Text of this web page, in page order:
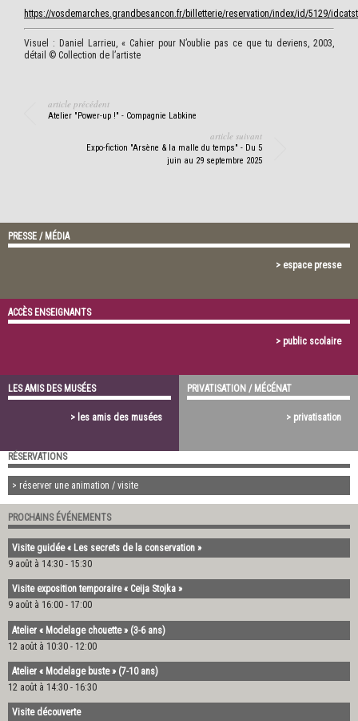
https://vosdemarches.grandbesancon.fr/billetterie/reservation/index/id/5129/
Visuel : Daniel Larrieu, « Cahier pour N’oublie pas ce que tu deviens, 2003,
détail © Collection de l’artiste
article précédent
Atelier "Power-up !" - Compagnie Labkine
article suivant
Expo-fiction "Arsène & la malle du temps" - Du 5
juin au 29 septembre 2025
PRESSE / MÉDIA
> espace presse
ACCÈS ENSEIGNANTS
> public scolaire
LES AMIS DES MUSÉES
> les amis des musées
PRIVATISATION / MÉCÉNAT
> privatisation
RÉSERVATIONS
> réserver une animation / visite
PROCHAINS ÉVÉNEMENTS
Visite guidée « Les secrets de la conservation »
9 août à 14:30 - 15:30
Visite exposition temporaire « Ceija Stojka »
9 août à 16:00 - 17:00
Atelier « Modelage chouette » (3-6 ans)
12 août à 10:30 - 12:00
Atelier « Modelage buste » (7-10 ans)
12 août à 14:30 - 16:30
Visite découverte